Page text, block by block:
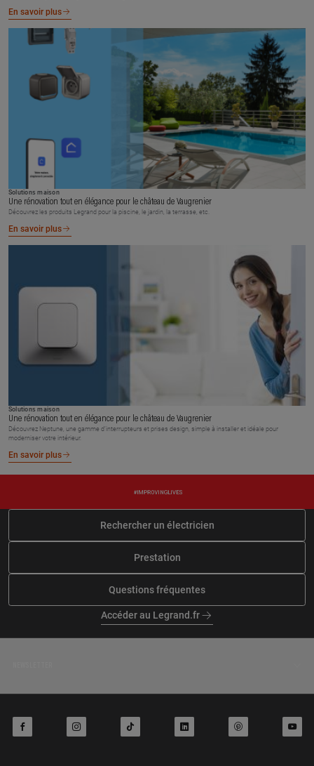
En savoir plus
Solutions maison
Une rénovation tout en élégance pour le château de Vaugrenier
Découvrez les produits Legrand pour la piscine, le jardin, la terrasse, etc.
En savoir plus
Solutions maison
Une rénovation tout en élégance pour le château de Vaugrenier
Découvrez Neptune, une gamme d’interrupteurs et prises design, simple à installer et idéale pour
moderniser votre intérieur.
En savoir plus
Rechercher un électricien
Prestation
Questions fréquentes
Accéder au Legrand.fr
facebook instagram tiktok linkedin pinterest youtube